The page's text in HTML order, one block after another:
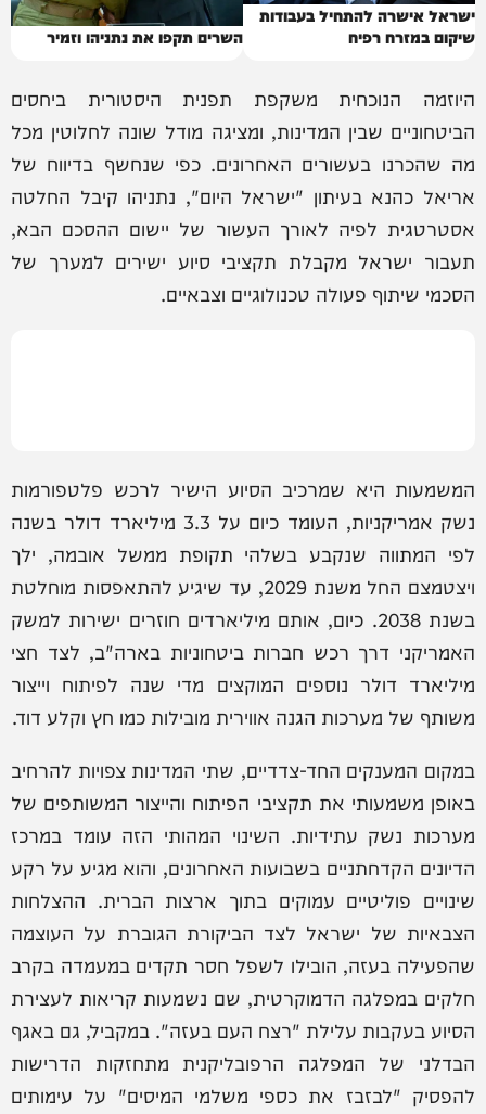
ישראל אישרה להתחיל בעבודות
שיקום במזרח רפיח
השרים תקפו את נתניהו וזמיר
היוזמה הנוכחית משקפת תפנית היסטורית ביחסים
הביטחוניים שבין המדינות, ומציגה מודל שונה לחלוטין מכל
מה שהכרנו בעשורים האחרונים. כפי שנחשף בדיווח של
אריאל כהנא בעיתון "ישראל היום", נתניהו קיבל החלטה
אסטרטגית לפיה לאורך העשור של יישום ההסכם הבא,
תעבור ישראל מקבלת תקציבי סיוע ישירים למערך של
הסכמי שיתוף פעולה טכנולוגיים וצבאיים.
המשמעות היא שמרכיב הסיוע הישיר לרכש פלטפורמות
נשק אמריקניות, העומד כיום על 3.3 מיליארד דולר בשנה
לפי המתווה שנקבע בשלהי תקופת ממשל אובמה, ילך
ויצטמצם החל משנת 2029, עד שיגיע להתאפסות מוחלטת
בשנת 2038. כיום, אותם מיליארדים חוזרים ישירות למשק
האמריקני דרך רכש חברות ביטחוניות בארה"ב, לצד חצי
מיליארד דולר נוספים המוקצים מדי שנה לפיתוח וייצור
משותף של מערכות הגנה אווירית מובילות כמו חץ וקלע דוד.
במקום המענקים החד-צדדיים, שתי המדינות צפויות להרחיב
באופן משמעותי את תקציבי הפיתוח והייצור המשותפים של
מערכות נשק עתידיות. השינוי המהותי הזה עומד במרכז
הדיונים הקדחתניים בשבועות האחרונים, והוא מגיע על רקע
שינויים פוליטיים עמוקים בתוך ארצות הברית. ההצלחות
הצבאיות של ישראל לצד הביקורת הגוברת על העוצמה
שהפעילה בעזה, הובילו לשפל חסר תקדים במעמדה בקרב
חלקים במפלגה הדמוקרטית, שם נשמעות קריאות לעצירת
הסיוע בעקבות עלילת "רצח העם בעזה". במקביל, גם באגף
הבדלני של המפלגה הרפובליקנית מתחזקות הדרישות
להפסיק "לבזבז את כספי משלמי המיסים" על עימותים